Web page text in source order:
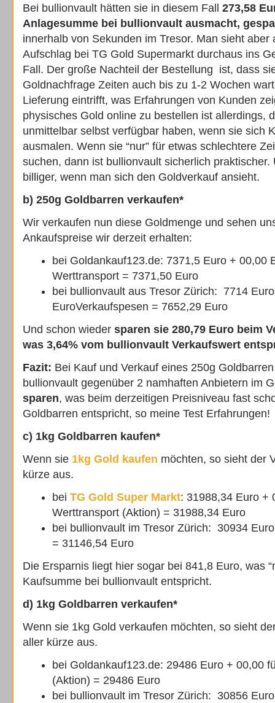
Bei bullionvault hätten sie in diesem Fall 273,58
Anlagesumme bei bullionvault ausmacht,
innerhalb von Sekunden im Tresor. Man sieht aber
Aufschlag bei TG Gold Supermarkt durchaus ins
Fall. Der große Nachteil der Bestellung ist, dass
Goldnachfrage Zeiten auch bis zu 1-2 Wochen
Lieferung eintrifft, was Erfahrungen von Kunden
physisches Gold online zu bestellen ist allerdings,
unmittelbar selbst verfügbar haben, wenn sie sich
ausmalen. Wenn sie “nur” für etwas schlechtere
suchen, dann ist bullionvault sicherlich praktischer.
billiger, wenn man sich den Goldverkauf ansieht.
b) 250g Goldbarren verkaufen*
Wir verkaufen nun diese Goldmenge und sehen
Ankaufspreise wir derzeit erhalten:
bei Goldankauf123.de: 7371,5 Euro + 00,00
Werttransport = 7371,50 Euro
bei bullionvault aus Tresor Zürich: 7714
EuroVerkaufspesen = 7652,29 Euro
Und schon wieder sparen sie 280,79 Euro beim
was 3,64% vom bullionvault Verkaufswert
Fazit: Bei Kauf und Verkauf eines 250g
bullionvault gegenüber 2 namhaften Anbietern im
sparen, was beim derzeitigen Preisniveau fast
Goldbarren entspricht, so meine Test Erfahrungen!
c) 1kg Goldbarren kaufen*
Wenn sie 1kg Gold kaufen möchten, so sieht der
kürze aus.
bei TG Gold Super Markt: 31988,34 Euro +
Werttransport (Aktion) = 31988,34 Euro
bei bullionvault im Tresor Zürich: 30934
= 31146,54 Euro
Die Ersparnis liegt hier sogar bei 841,8 Euro, was
Kaufsumme bei bullionvault entspricht.
d) 1kg Goldbarren verkaufen*
Wenn sie 1kg Gold verkaufen möchten, so sieht
aller kürze aus.
bei Goldankauf123.de: 29486 Euro + 00,00
(Aktion) = 29486 Euro
bei bullionvault im Tresor Zürich: 30856